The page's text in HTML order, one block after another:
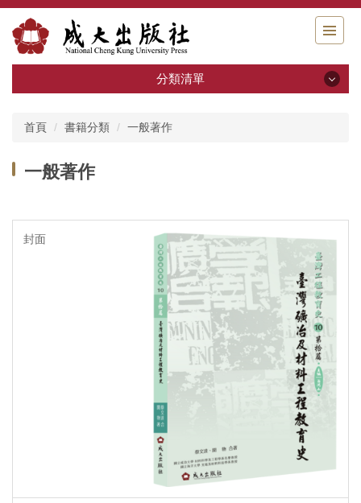
跳
到
主
要
容
分類清單
關於我們
書籍分類
首頁 書籍分類 一般著作
一般著作